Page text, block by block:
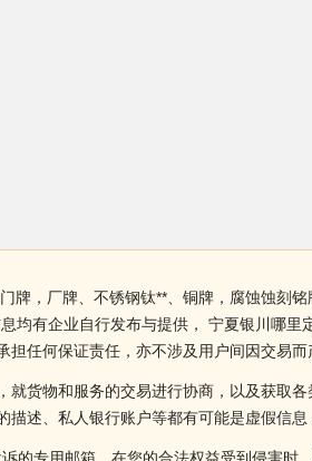
牌，厂牌、不锈钢钛**、铜牌，腐蚀蚀刻
均有企业自行发布与提供， 宁夏银川哪
任何保证责任，亦不涉及用户间因交易
就货物和服务的交易进行协商，以及获取
述、私人银行账户等都有可能是虚假信